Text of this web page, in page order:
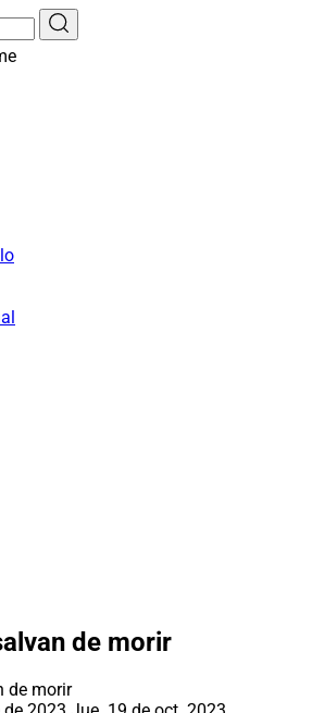
de morir